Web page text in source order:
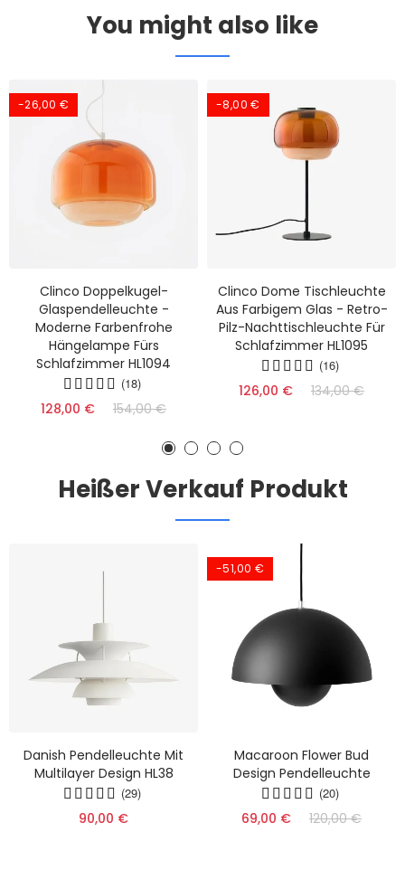
You might also like
-26,00 €
Clinco Doppelkugel-
Glaspendelleuchte -
Moderne Farbenfrohe
Hängelampe Fürs
Schlafzimmer HL1094
(18)
128,00 € 154,00 €
-8,00 €
Clinco Dome Tischleuchte
Aus Farbigem Glas - Retro-
Pilz-Nachttischleuchte Für
Schlafzimmer HL1095
(16)
126,00 € 134,00 €
Heißer Verkauf Produkt
Danish Pendelleuchte Mit
Multilayer Design HL38
(29)
90,00 €
-51,00 €
Macaroon Flower Bud
Design Pendelleuchte
(20)
69,00 € 120,00 €